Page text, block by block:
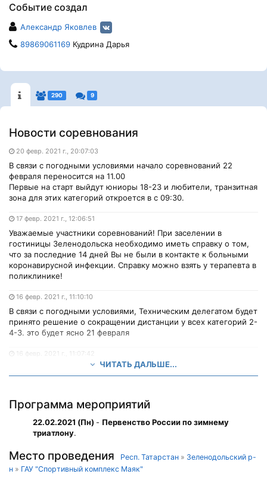
Событие создал
Александр Яковлев
89869061169 Кудрина Дарья
290 9
Новости соревнования
20 февр. 2021 г., 20:07:03
В связи с погодными условиями начало соревнований 22
февраля переносится на 11.00
Первые на старт выйдут юниоры 18-23 и любители, транзитная
зона для этих категорий откроется в с 09:30.
17 февр. 2021 г., 12:06:51
Уважаемые участники соревнований! При заселении в
гостиницы Зеленодольска необходимо иметь справку о том,
что за последние 14 дней Вы не были в контакте к больными
коронавирусной инфекции. Справку можно взять у терапевта в
поликлинике!
16 февр. 2021 г., 11:10:10
В связи с погодными условиями, Техническим делегатом будет
принято решение о сокращении дистанции у всех категорий 2-
4-3. это будет ясно 21 февраля
16 февр. 2021 г., 11:07:42
08.00 - 08.40 – открыта транзитная зона для юношей и
девушек Ю14
08.50 – старт ;
10.00 – торжественное открытие соревнований. Сцена;
любители;
11.00 – старт;
ЧИТАТЬ ДАЛЬШЕ...
Программа мероприятий
22.02.2021 (Пн) - Первенство России по зимнему
триатлону.
Место проведения Респ. Татарстан » Зеленодольский р-
н » ГАУ "Спортивный комплекс Маяк"